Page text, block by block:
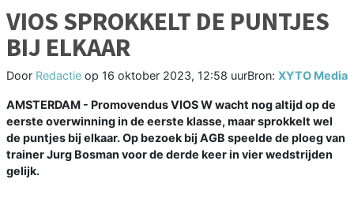
VIOS SPROKKELT DE PUNTJES
BIJ ELKAAR
Door Redactie op 16 oktober 2023, 12:58 uurBron: XYTO Media
AMSTERDAM - Promovendus VIOS W wacht nog altijd op de
eerste overwinning in de eerste klasse, maar sprokkelt wel
de puntjes bij elkaar. Op bezoek bij AGB speelde de ploeg van
trainer Jurg Bosman voor de derde keer in vier wedstrijden
gelijk.